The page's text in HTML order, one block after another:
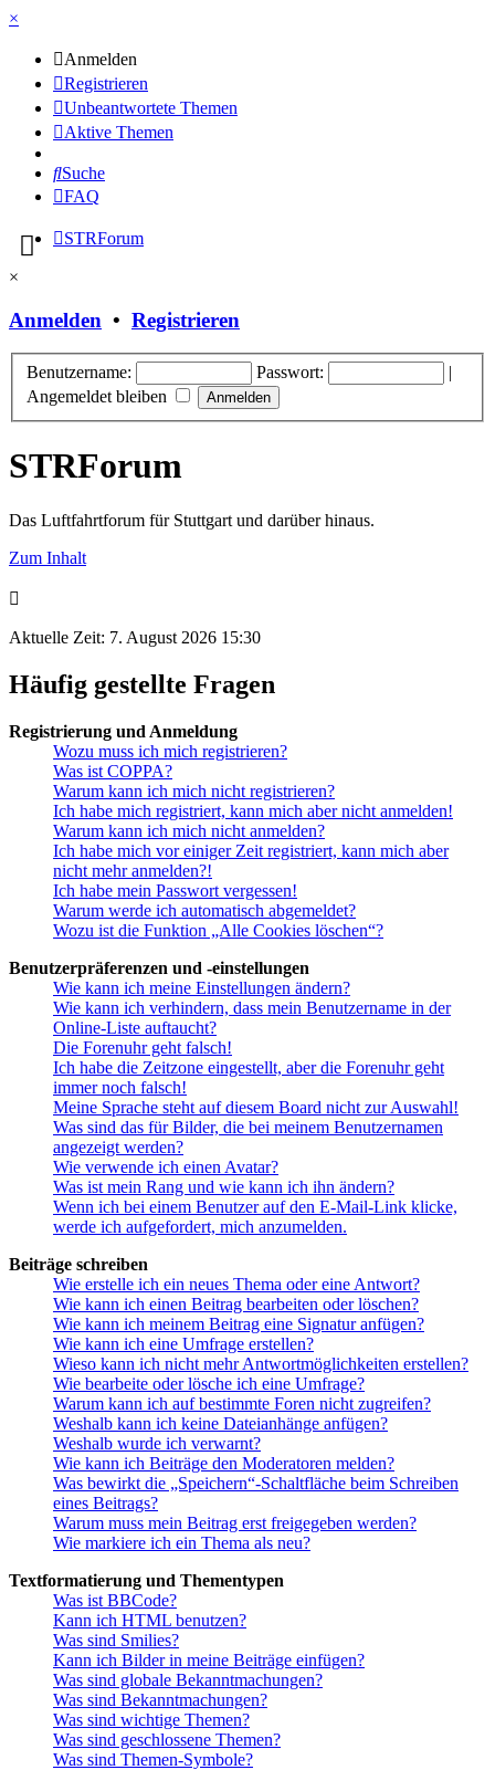
×
Anmelden
Registrieren
Unbeantwortete Themen
Aktive Themen
Suche
FAQ
STRForum
×
Anmelden • Registrieren
Benutzername: Passwort:
|
Angemeldet bleiben
STRForum
Das Luftfahrtforum für Stuttgart und darüber hinaus.
Zum Inhalt
Aktuelle Zeit: 7. August 2026 15:30
Häufig gestellte Fragen
Registrierung und Anmeldung
Wozu muss ich mich registrieren?
Was ist COPPA?
Warum kann ich mich nicht registrieren?
Ich habe mich registriert, kann mich aber nicht anmelden!
Warum kann ich mich nicht anmelden?
Ich habe mich vor einiger Zeit registriert, kann mich aber
nicht mehr anmelden?!
Ich habe mein Passwort vergessen!
Warum werde ich automatisch abgemeldet?
Wozu ist die Funktion „Alle Cookies löschen“?
Benutzerpräferenzen und -einstellungen
Wie kann ich meine Einstellungen ändern?
Wie kann ich verhindern, dass mein Benutzername in der
Online-Liste auftaucht?
Die Forenuhr geht falsch!
Ich habe die Zeitzone eingestellt, aber die Forenuhr geht
immer noch falsch!
Meine Sprache steht auf diesem Board nicht zur Auswahl!
Was sind das für Bilder, die bei meinem Benutzernamen
angezeigt werden?
Wie verwende ich einen Avatar?
Was ist mein Rang und wie kann ich ihn ändern?
Wenn ich bei einem Benutzer auf den E-Mail-Link klicke,
werde ich aufgefordert, mich anzumelden.
Beiträge schreiben
Wie erstelle ich ein neues Thema oder eine Antwort?
Wie kann ich einen Beitrag bearbeiten oder löschen?
Wie kann ich meinem Beitrag eine Signatur anfügen?
Wie kann ich eine Umfrage erstellen?
Wieso kann ich nicht mehr Antwortmöglichkeiten erstellen?
Wie bearbeite oder lösche ich eine Umfrage?
Warum kann ich auf bestimmte Foren nicht zugreifen?
Weshalb kann ich keine Dateianhänge anfügen?
Weshalb wurde ich verwarnt?
Wie kann ich Beiträge den Moderatoren melden?
Was bewirkt die „Speichern“-Schaltfläche beim Schreiben
eines Beitrags?
Warum muss mein Beitrag erst freigegeben werden?
Wie markiere ich ein Thema als neu?
Textformatierung und Thementypen
Was ist BBCode?
Kann ich HTML benutzen?
Was sind Smilies?
Kann ich Bilder in meine Beiträge einfügen?
Was sind globale Bekanntmachungen?
Was sind Bekanntmachungen?
Was sind wichtige Themen?
Was sind geschlossene Themen?
Was sind Themen-Symbole?